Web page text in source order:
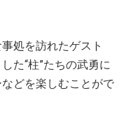
処を訪れたゲスト
た“柱”たちの武勇に
どを楽しむことがで